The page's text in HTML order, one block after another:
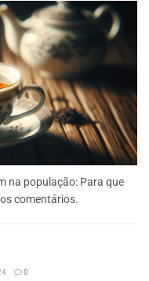
na população: Para que
comentários.
0